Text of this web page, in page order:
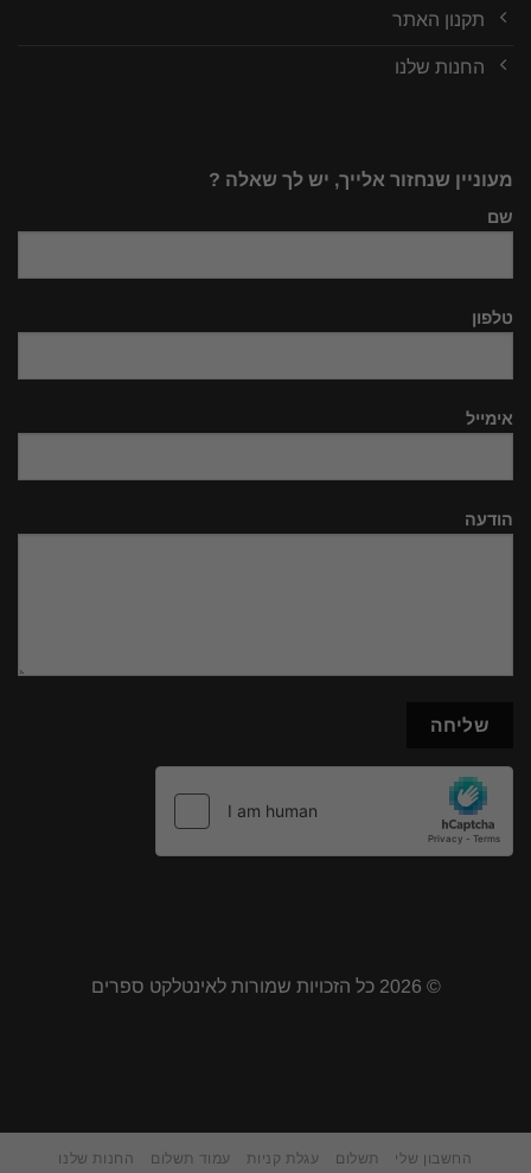
תקנון האתר
החנות שלנו
מעוניין שנחזור אלייך, יש לך שאלה ?
שם
טלפון
אימייל
הודעה
© 2026 כל הזכויות שמורות לאינטלקט ספרים
החשבון שלי תשלום עגלת קניות עמוד תשלום החנות שלנו